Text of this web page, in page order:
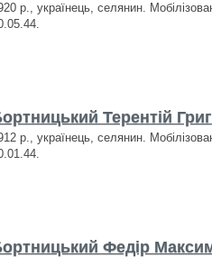
р., українець, селянин.
Терентій
р., українець, селянин.
Федір